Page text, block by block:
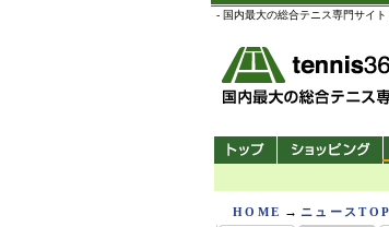
- 国内最大の総合テニス専門サイ
HOME → ニュースTOP